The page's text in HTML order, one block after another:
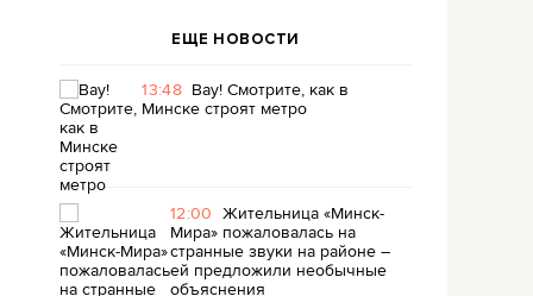
ЕЩЕ НОВОСТИ
13:48 Вау! Смотрите, как в
Минске строят метро
12:00 Жительница «Минск-
Мира» пожаловалась на
странные звуки на районе –
ей предложили необычные
объяснения